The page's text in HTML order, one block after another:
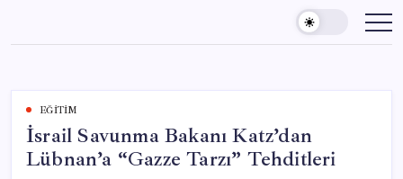
content
EĞITIM
İsrail Savunma Bakanı Katz’dan
Lübnan’a “Gazze Tarzı” Tehditleri